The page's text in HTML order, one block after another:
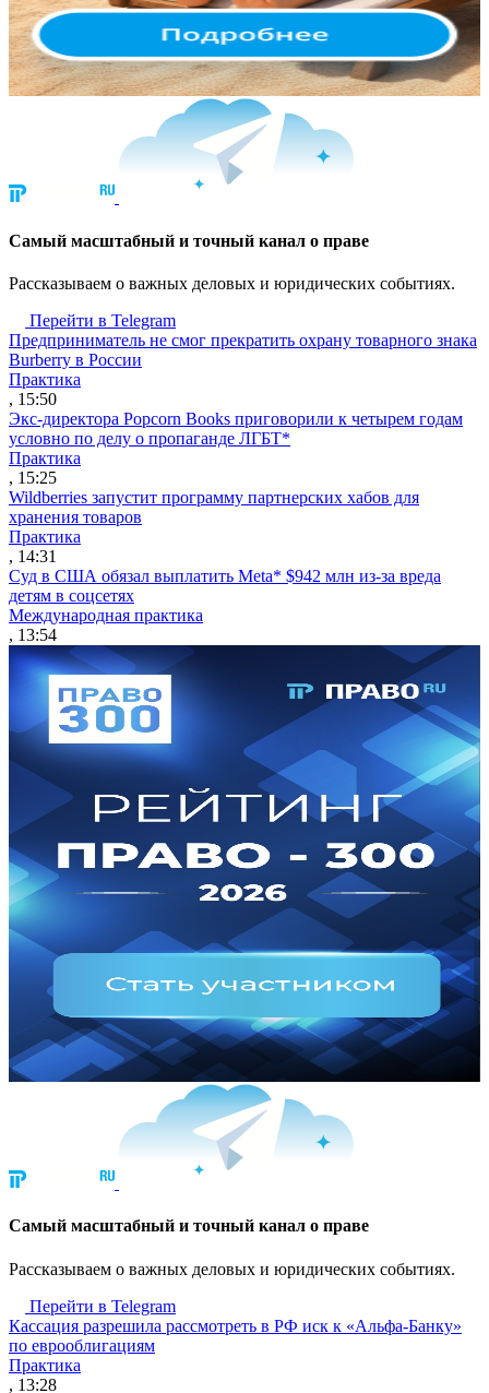
Cамый масштабный и точный канал о праве
Рассказываем о важных деловых и юридических событиях.
Перейти в Telegram
Предприниматель не смог прекратить охрану товарного знака
Burberry в России
Практика
, 15:50
Экс-директора Popcorn Books приговорили к четырем годам
условно по делу о пропаганде ЛГБТ*
Практика
, 15:25
Wildberries запустит программу партнерских хабов для
хранения товаров
Практика
, 14:31
Суд в США обязал выплатить Meta* $942 млн из-за вреда
детям в соцсетях
Международная практика
, 13:54
Cамый масштабный и точный канал о праве
Рассказываем о важных деловых и юридических событиях.
Перейти в Telegram
Кассация разрешила рассмотреть в РФ иск к «Альфа-Банку»
по еврооблигациям
Практика
, 13:28